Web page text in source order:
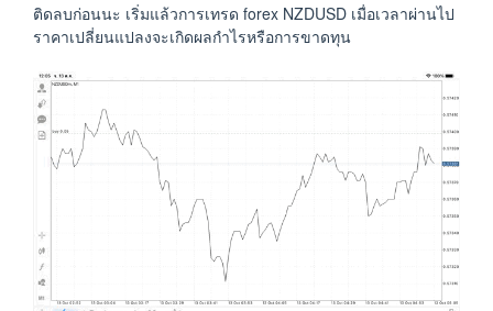
ติดลบก่อนนะ เริ่มแล้วการเทรด forex NZDUSD เมื่อเวลาผ่านไป
ราคาเปลี่ยนแปลงจะเกิดผลกำไรหรือการขาดทุน